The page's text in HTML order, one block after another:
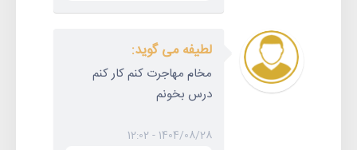
لطیفه می گوید:
مخام مهاجرت کنم کار کنم
درس بخونم
1404/08/28 - 12:02